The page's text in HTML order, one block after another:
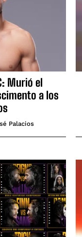
Murió el
a los
Palacios